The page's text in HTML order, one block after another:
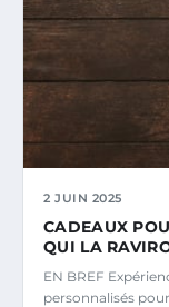
2 JUIN 2025
CADEAUX
QUI LA
EN BREF
personnalisés